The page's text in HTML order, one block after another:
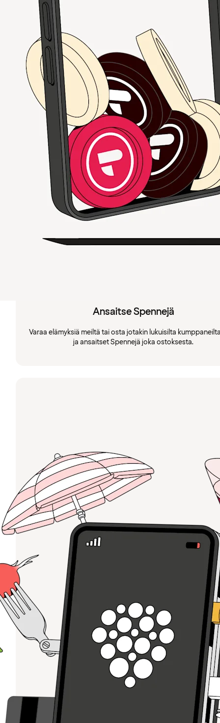
Ansaitse Spennejä
Varaa elämyksiä meiltä tai osta jotakin lukuisilta
ja ansaitset Spennejä joka ostoksesta.